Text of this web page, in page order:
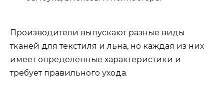
Производители выпускают разные виды
тканей для текстиля и льна, но каждая из них
имеет определенные характеристики и
требует правильного ухода.